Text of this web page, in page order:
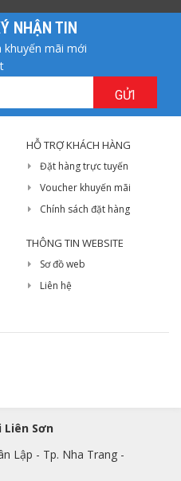
NHẬN TIN
mãi mới
GỬI
HỖ TRỢ KHÁCH HÀNG
Đặt hàng trực tuyến
Voucher khuyến mãi
Chính sách đặt hàng
THÔNG TIN WEBSITE
Sơ đồ web
Liên hệ
Liên Sơn
Lập - Tp. Nha Trang -